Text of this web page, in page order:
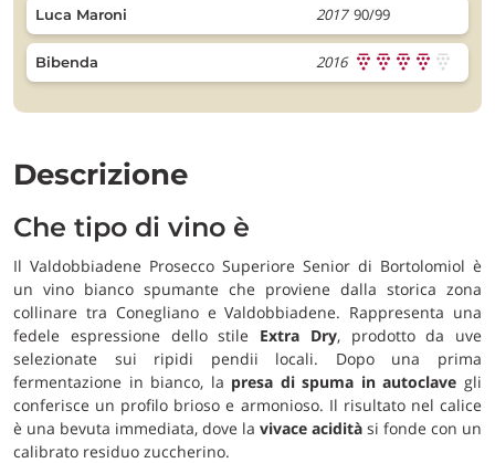
Luca Maroni 2017 90/99
Bibenda 2016
Descrizione
Che tipo di vino è
Il Valdobbiadene Prosecco Superiore Senior di Bortolomiol è
un vino bianco spumante che proviene dalla storica zona
collinare tra Conegliano e Valdobbiadene. Rappresenta una
fedele espressione dello stile Extra Dry, prodotto da uve
selezionate sui ripidi pendii locali. Dopo una prima
fermentazione in bianco, la presa di spuma in autoclave gli
conferisce un profilo brioso e armonioso. Il risultato nel calice
è una bevuta immediata, dove la vivace acidità si fonde con un
calibrato residuo zuccherino.